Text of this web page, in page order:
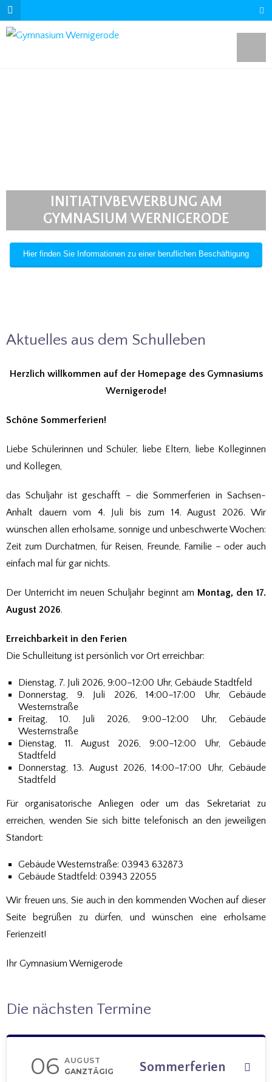
INITIATIVBEWERBUNG AM
GYMNASIUM WERNIGERODE
Hier finden Sie Informationen zu einer beruflichen Beschäftigung
Aktuelles aus dem Schulleben
Herzlich willkommen auf der Homepage des Gymnasiums
Wernigerode!
Schöne Sommerferien!
Liebe Schülerinnen und Schüler, liebe Eltern, liebe Kolleginnen
und Kollegen,
das Schuljahr ist geschafft – die Sommerferien in Sachsen-
Anhalt dauern vom 4. Juli bis zum 14. August 2026. Wir
wünschen allen erholsame, sonnige und unbeschwerte Wochen:
Zeit zum Durchatmen, für Reisen, Freunde, Familie – oder auch
einfach mal für gar nichts.
Der Unterricht im neuen Schuljahr beginnt am Montag, den 17.
August 2026.
Erreichbarkeit in den Ferien
Die Schulleitung ist persönlich vor Ort erreichbar:
Dienstag, 7. Juli 2026, 9:00–12:00 Uhr, Gebäude Stadtfeld
Donnerstag, 9. Juli 2026, 14:00–17:00 Uhr, Gebäude
Westernstraße
Freitag, 10. Juli 2026, 9:00–12:00 Uhr, Gebäude
Westernstraße
Dienstag, 11. August 2026, 9:00–12:00 Uhr, Gebäude
Stadtfeld
Donnerstag, 13. August 2026, 14:00–17:00 Uhr, Gebäude
Stadtfeld
Für organisatorische Anliegen oder um das Sekretariat zu
erreichen, wenden Sie sich bitte telefonisch an den jeweiligen
Standort:
Gebäude Westernstraße: 03943 632873
Gebäude Stadtfeld: 03943 22055
Wir freuen uns, Sie auch in den kommenden Wochen auf dieser
Seite begrüßen zu dürfen, und wünschen eine erholsame
Ferienzeit!
Ihr Gymnasium Wernigerode
Die nächsten Termine
06 AUGUST
GANZTÄGIG
Sommerferien